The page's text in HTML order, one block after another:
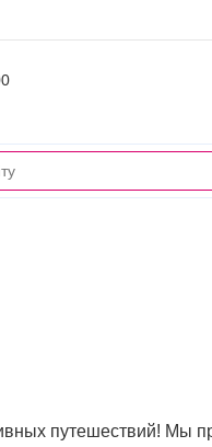
путешествий! Мы